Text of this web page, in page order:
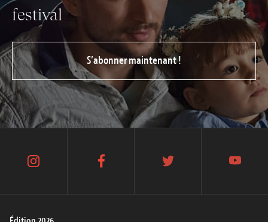
festival
S’abonner maintenant !
instagram facebook twitter youtube